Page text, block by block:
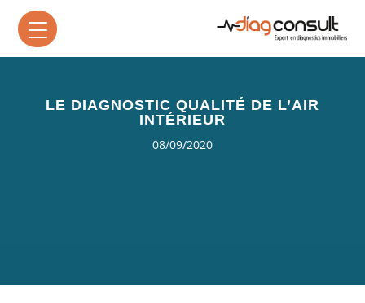
LE DIAGNOSTIC QUALITÉ DE L’AIR
INTÉRIEUR
08/09/2020